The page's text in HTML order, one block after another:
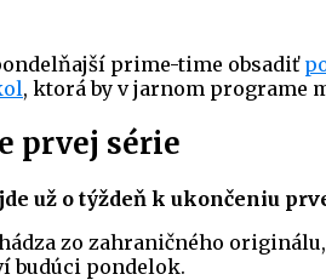
prime-time obsadiť
, ktorá by v jarnom programe
prvej série
už o týždeň k ukončeniu
zo zahraničného
budúci pondelok.